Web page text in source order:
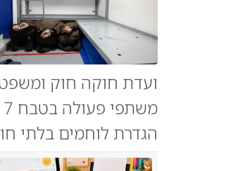
ועדת חוקה חוק
הגדרת לוחמים בלתי